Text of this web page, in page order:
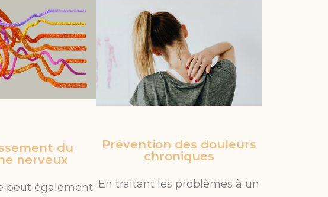
du
nerveux
peut également
Prévention des douleurs
chroniques
En traitant les problèmes à un